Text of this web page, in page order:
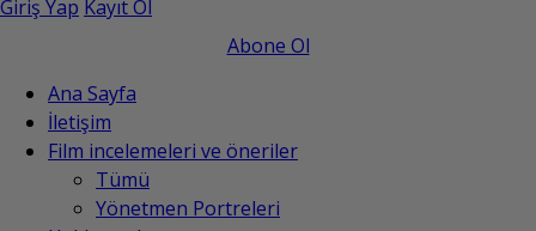
Giriş Yap Kayıt Ol
Abone Ol
Ana Sayfa
İletişim
Film incelemeleri ve öneriler
Tümü
Yönetmen Portreleri